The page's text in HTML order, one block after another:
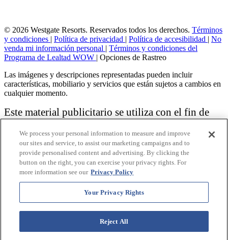
© 2026 Westgate Resorts. Reservados todos los derechos. Términos
y condiciones | Política de privacidad | Política de accesibilidad | No
venda mi información personal | Términos y condiciones del
Programa de Lealtad WOW | Opciones de Rastreo
Las imágenes y descripciones representadas pueden incluir
características, mobiliario y servicios que están sujetos a cambios en
cualquier momento.
Este material publicitario se utiliza con el fin de
vacacional.
Aviso: las funciones de accesibilidad enumeradas aquí no pretenden
ser una lista exhaustiva o completa de todas las funciones accesibles
de la instalación,
habitaciones y / o comodidades para este Resort específico. Para
obtener información sobre nuestra política de accesibilidad, revise
nuestraPolítica de accesibilidad.
We process your personal information to measure and improve
our sites and service, to assist our marketing campaigns and to
provide personalised content and advertising. By clicking the
button on the right, you can exercise your privacy rights. For
more information see our Privacy Policy
Your Privacy Rights
Reject All